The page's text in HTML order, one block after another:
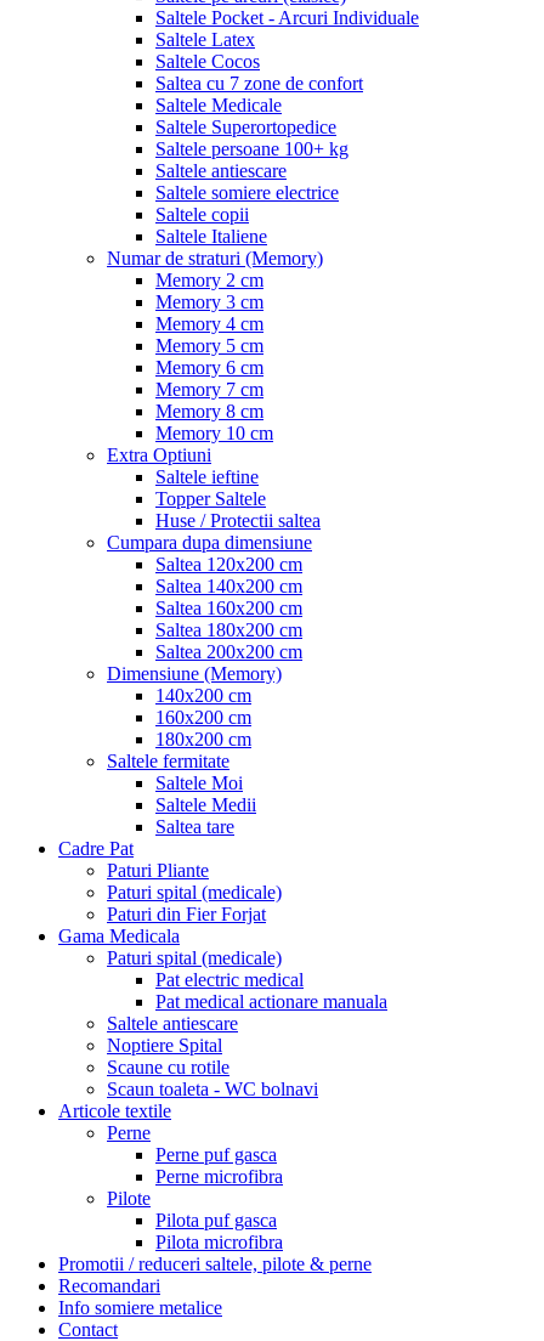
Saltele Pocket - Arcuri Individuale
Saltele Latex
Saltele Cocos
Saltea cu 7 zone de confort
Saltele Medicale
Saltele Superortopedice
Saltele persoane 100+ kg
Saltele antiescare
Saltele somiere electrice
Saltele copii
Saltele Italiene
Numar de straturi (Memory)
Memory 2 cm
Memory 3 cm
Memory 4 cm
Memory 5 cm
Memory 6 cm
Memory 7 cm
Memory 8 cm
Memory 10 cm
Extra Optiuni
Saltele ieftine
Topper Saltele
Huse / Protectii saltea
Cumpara dupa dimensiune
Saltea 120x200 cm
Saltea 140x200 cm
Saltea 160x200 cm
Saltea 180x200 cm
Saltea 200x200 cm
Dimensiune (Memory)
140x200 cm
160x200 cm
180x200 cm
Saltele fermitate
Saltele Moi
Saltele Medii
Saltea tare
Cadre Pat
Paturi Pliante
Paturi spital (medicale)
Paturi din Fier Forjat
Gama Medicala
Paturi spital (medicale)
Pat electric medical
Pat medical actionare manuala
Saltele antiescare
Noptiere Spital
Scaune cu rotile
Scaun toaleta - WC bolnavi
Articole textile
Perne
Perne puf gasca
Perne microfibra
Pilote
Pilota puf gasca
Pilota microfibra
Promotii / reduceri saltele, pilote & perne
Recomandari
Info somiere metalice
Contact